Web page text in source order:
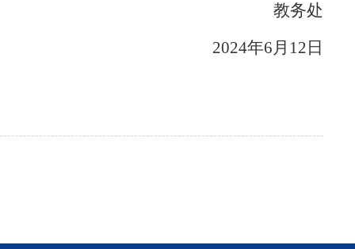
教务处
2024年6月12日